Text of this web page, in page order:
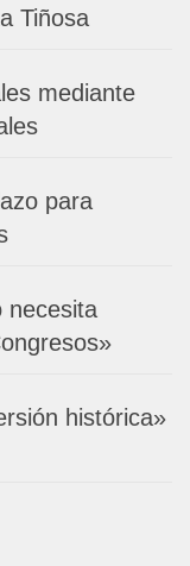
Tiñosa
mediante
para
necesita
histórica»